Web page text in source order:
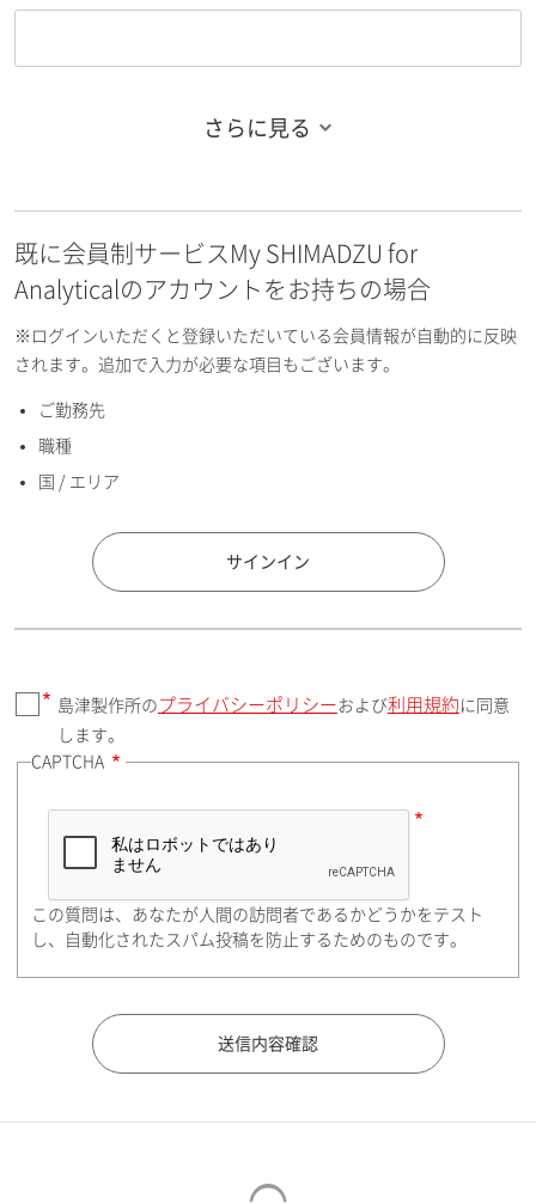
お名前フリガナ（名）
E-mailアドレス（半角英数）
国 / エリア
郵便番号（勤務先）
住所検索
都道府県（勤務先）
さらに見る
既に会員制サービスMy SHIMADZU for
Analyticalのアカウントをお持ちの場合
※ログインいただくと登録いただいている会員情報が自動的に反映
されます。追加で入力が必要な項目もございます。
ご勤務先
職種
国 / エリア
サインイン
島津製作所の プライバシーポリシー および利用規約 に同意
します。
CAPTCHA
この質問は、あなたが人間の訪問者であるかどうかをテスト
し、自動化されたスパム投稿を防止するためのものです。